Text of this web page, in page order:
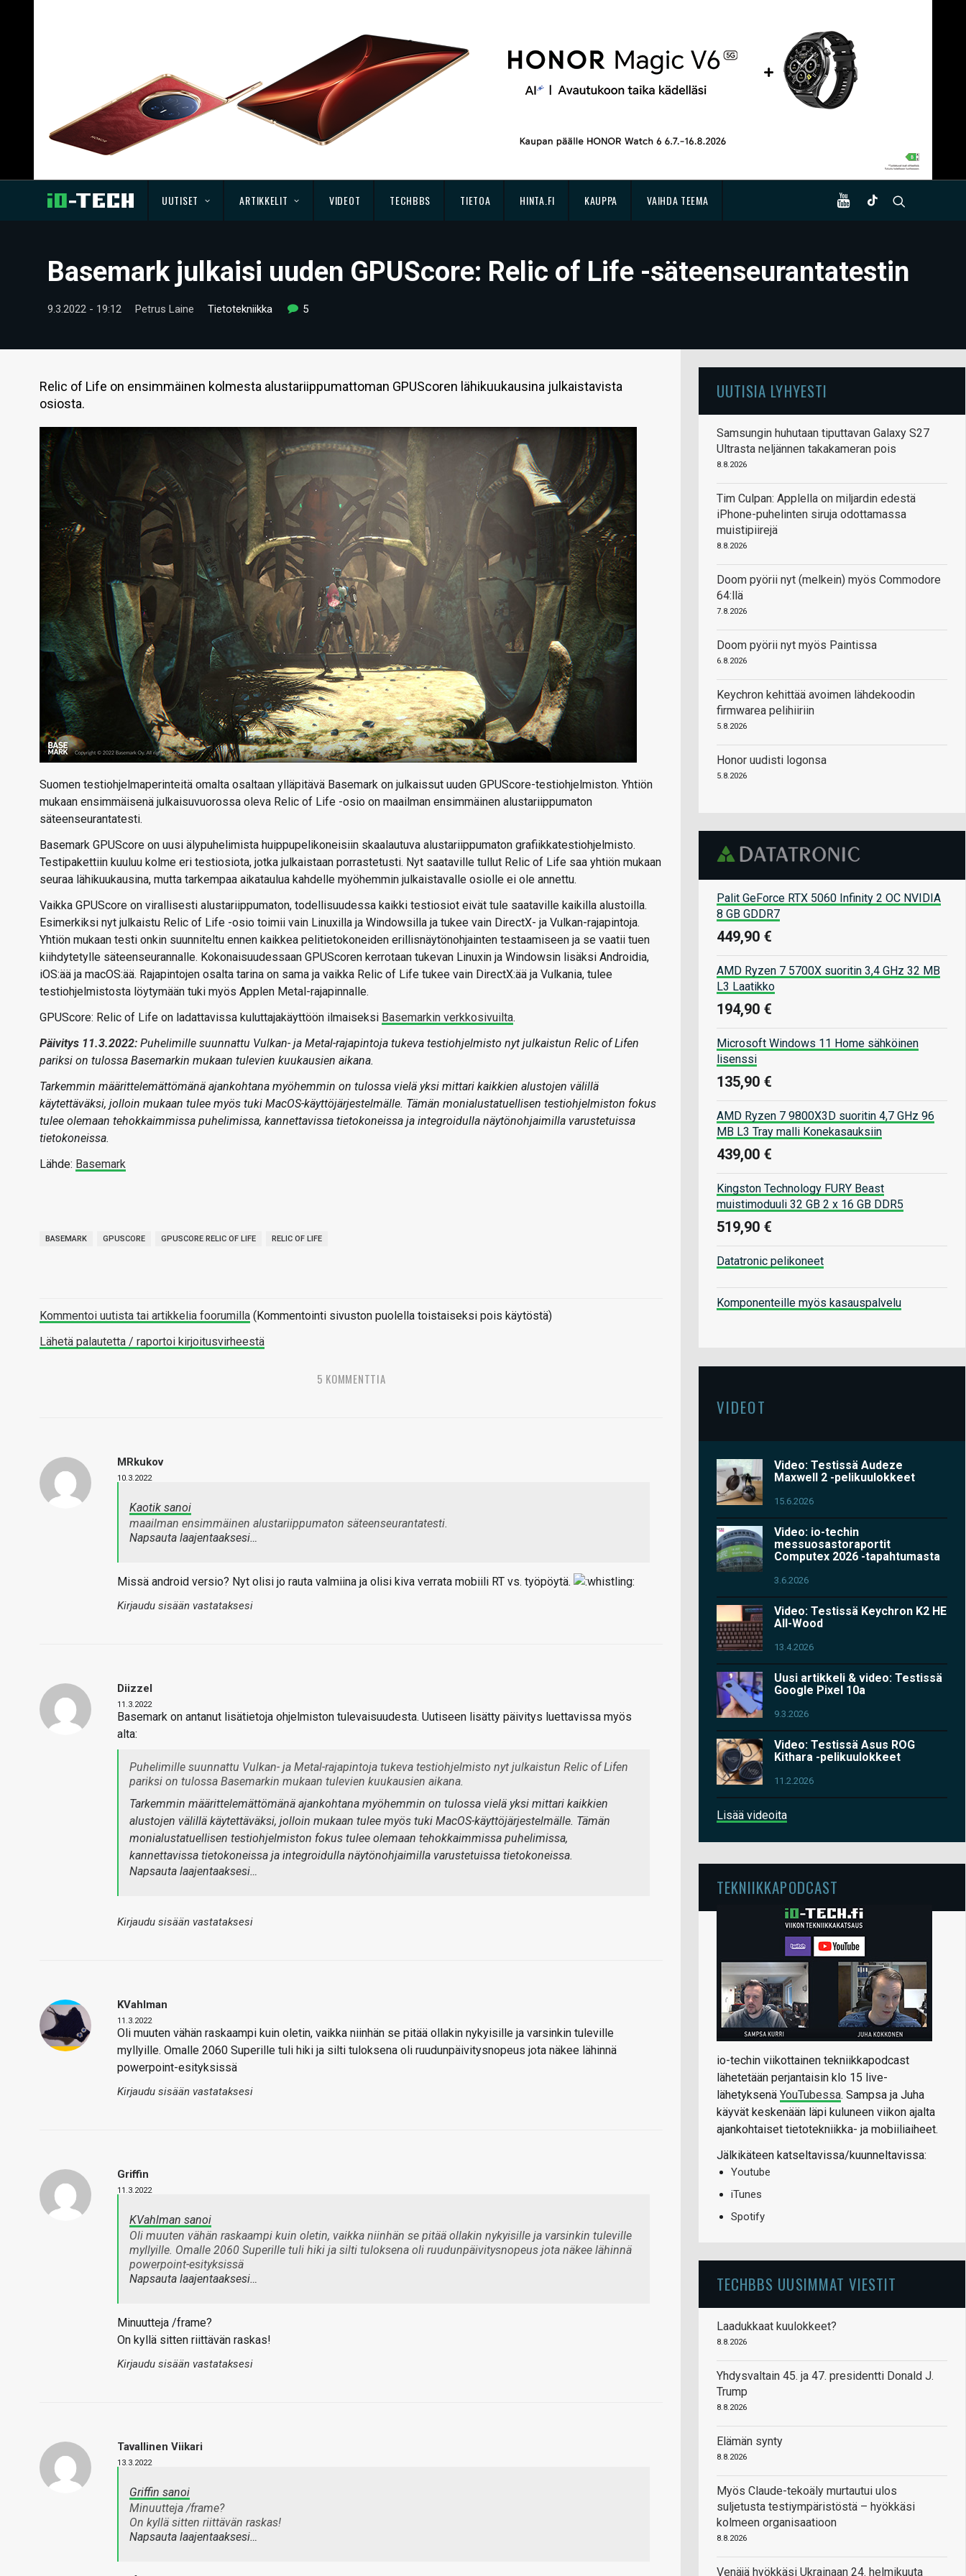
UUTISET ARTIKKELIT VIDEOT TECHBBS TIETOA HINTA.FI KAUPPA VAIHDA TEEMA
Basemark julkaisi uuden GPUScore: Relic of Life -säteenseurantatestin
9.3.2022 - 19:12 Petrus Laine Tietotekniikka 5
Relic of Life on ensimmäinen kolmesta alustariippumattoman GPUScoren lähikuukausina julkaistavista
osiosta.
Suomen testiohjelmaperinteitä omalta osaltaan ylläpitävä Basemark on julkaissut uuden GPUScore-testiohjelmiston. Yhtiön
mukaan ensimmäisenä julkaisuvuorossa oleva Relic of Life -osio on maailman ensimmäinen alustariippumaton
säteenseurantatesti.
Basemark GPUScore on uusi älypuhelimista huippupelikoneisiin skaalautuva alustariippumaton grafiikkatestiohjelmisto.
Testipakettiin kuuluu kolme eri testiosiota, jotka julkaistaan porrastetusti. Nyt saataville tullut Relic of Life saa yhtiön mukaan
seuraa lähikuukausina, mutta tarkempaa aikataulua kahdelle myöhemmin julkaistavalle osiolle ei ole annettu.
Vaikka GPUScore on virallisesti alustariippumaton, todellisuudessa kaikki testiosiot eivät tule saataville kaikilla alustoilla.
Esimerkiksi nyt julkaistu Relic of Life -osio toimii vain Linuxilla ja Windowsilla ja tukee vain DirectX- ja Vulkan-rajapintoja.
Yhtiön mukaan testi onkin suunniteltu ennen kaikkea pelitietokoneiden erillisnäytönohjainten testaamiseen ja se vaatii tuen
kiihdytetylle säteenseurannalle. Kokonaisuudessaan GPUScoren kerrotaan tukevan Linuxin ja Windowsin lisäksi Androidia,
iOS:ää ja macOS:ää. Rajapintojen osalta tarina on sama ja vaikka Relic of Life tukee vain DirectX:ää ja Vulkania, tulee
testiohjelmistosta löytymään tuki myös Applen Metal-rajapinnalle.
GPUScore: Relic of Life on ladattavissa kuluttajakäyttöön ilmaiseksi Basemarkin verkkosivuilta.
Päivitys 11.3.2022: Puhelimille suunnattu Vulkan- ja Metal-rajapintoja tukeva testiohjelmisto nyt julkaistun Relic of Lifen
pariksi on tulossa Basemarkin mukaan tulevien kuukausien aikana.
Tarkemmin määrittelemättömänä ajankohtana myöhemmin on tulossa vielä yksi mittari kaikkien alustojen välillä
käytettäväksi, jolloin mukaan tulee myös tuki MacOS-käyttöjärjestelmälle. Tämän monialustatuellisen testiohjelmiston fokus
tulee olemaan tehokkaimmissa puhelimissa, kannettavissa tietokoneissa ja integroidulla näytönohjaimilla varustetuissa
tietokoneissa.
Lähde: Basemark
BASEMARK GPUSCORE GPUSCORE RELIC OF LIFE RELIC OF LIFE
Kommentoi uutista tai artikkelia foorumilla (Kommentointi sivuston puolella toistaiseksi pois käytöstä)
Lähetä palautetta / raportoi kirjoitusvirheestä
5 KOMMENTTIA
MRkukov
10.3.2022
Kaotik sanoi
maailman ensimmäinen alustariippumaton säteenseurantatesti.
Napsauta laajentaaksesi…
Missä android versio? Nyt olisi jo rauta valmiina ja olisi kiva verrata mobiili RT vs. työpöytä.
Kirjaudu sisään vastataksesi
Diizzel
11.3.2022
Basemark on antanut lisätietoja ohjelmiston tulevaisuudesta. Uutiseen lisätty päivitys luettavissa myös
alta:
Puhelimille suunnattu Vulkan- ja Metal-rajapintoja tukeva testiohjelmisto nyt julkaistun Relic of Lifen
pariksi on tulossa Basemarkin mukaan tulevien kuukausien aikana.
Tarkemmin määrittelemättömänä ajankohtana myöhemmin on tulossa vielä yksi mittari kaikkien
alustojen välillä käytettäväksi, jolloin mukaan tulee myös tuki MacOS-käyttöjärjestelmälle. Tämän
monialustatuellisen testiohjelmiston fokus tulee olemaan tehokkaimmissa puhelimissa,
kannettavissa tietokoneissa ja integroidulla näytönohjaimilla varustetuissa tietokoneissa.
Napsauta laajentaaksesi…
Kirjaudu sisään vastataksesi
KVahlman
11.3.2022
Oli muuten vähän raskaampi kuin oletin, vaikka niinhän se pitää ollakin nykyisille ja varsinkin tuleville
myllyille. Omalle 2060 Superille tuli hiki ja silti tuloksena oli ruudunpäivitysnopeus jota näkee lähinnä
powerpoint-esityksissä
Kirjaudu sisään vastataksesi
Griffin
11.3.2022
KVahlman sanoi
Oli muuten vähän raskaampi kuin oletin, vaikka niinhän se pitää ollakin nykyisille ja varsinkin tuleville
myllyille. Omalle 2060 Superille tuli hiki ja silti tuloksena oli ruudunpäivitysnopeus jota näkee lähinnä
powerpoint-esityksissä
Napsauta laajentaaksesi…
Minuutteja /frame?
On kyllä sitten riittävän raskas!
Kirjaudu sisään vastataksesi
Tavallinen Viikari
13.3.2022
Griffin sanoi
Minuutteja /frame?
On kyllä sitten riittävän raskas!
Napsauta laajentaaksesi…
UUTISIA LYHYESTI
Samsungin huhutaan tiputtavan Galaxy S27
Ultrasta neljännen takakameran pois
8.8.2026
Tim Culpan: Applella on miljardin edestä
iPhone-puhelinten siruja odottamassa
muistipiirejä
8.8.2026
Doom pyörii nyt (melkein) myös Commodore
64:llä
7.8.2026
Doom pyörii nyt myös Paintissa
6.8.2026
Keychron kehittää avoimen lähdekoodin
firmwarea pelihiiriin
5.8.2026
Honor uudisti logonsa
5.8.2026
Palit GeForce RTX 5060 Infinity 2 OC NVIDIA
8 GB GDDR7
449,90 €
AMD Ryzen 7 5700X suoritin 3,4 GHz 32 MB
L3 Laatikko
194,90 €
Microsoft Windows 11 Home sähköinen
lisenssi
135,90 €
AMD Ryzen 7 9800X3D suoritin 4,7 GHz 96
MB L3 Tray malli Konekasauksiin
439,00 €
Kingston Technology FURY Beast
muistimoduuli 32 GB 2 x 16 GB DDR5
519,90 €
Datatronic pelikoneet
Komponenteille myös kasauspalvelu
VIDEOT
Video: Testissä Audeze
Maxwell 2 -pelikuulokkeet
15.6.2026
Video: io-techin
messuosastoraportit
Computex 2026 -tapahtumasta
3.6.2026
Video: Testissä Keychron K2 HE
All-Wood
13.4.2026
Uusi artikkeli & video: Testissä
Google Pixel 10a
9.3.2026
Video: Testissä Asus ROG
Kithara -pelikuulokkeet
11.2.2026
Lisää videoita
TEKNIIKKAPODCAST
io-techin viikottainen tekniikkapodcast
lähetetään perjantaisin klo 15 live-
lähetyksenä YouTubessa. Sampsa ja Juha
käyvät keskenään läpi kuluneen viikon ajalta
ajankohtaiset tietotekniikka- ja mobiiliaiheet.
Jälkikäteen katseltavissa/kuunneltavissa:
Youtube
iTunes
Spotify
TECHBBS UUSIMMAT VIESTIT
Laadukkaat kuulokkeet?
8.8.2026
Yhdysvaltain 45. ja 47. presidentti Donald J.
Trump
8.8.2026
Elämän synty
8.8.2026
Myös Claude-tekoäly murtautui ulos
suljetusta testiympäristöstä – hyökkäsi
kolmeen organisaatioon
8.8.2026
Venäjä hyökkäsi Ukrainaan 24. helmikuuta